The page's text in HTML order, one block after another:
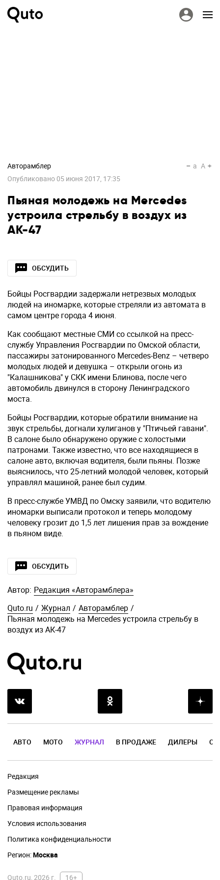
Авторамблер
Опубликовано 05 июня 2017, 17:35
a A
Пьяная молодежь на Mercedes
устроила стрельбу в воздух из
АК-47
ОБСУДИТЬ
Бойцы Росгвардии задержали нетрезвых молодых
людей на иномарке, которые стреляли из автомата в
самом центре города 4 июня.
Как сообщают местные СМИ со ссылкой на пресс-
службу Управления Росгвардии по Омской области,
пассажиры затонированного Mercedes-Benz – четверо
молодых людей и девушка – открыли огонь из
"Калашникова" у СКК имени Блинова, после чего
автомобиль двинулся в сторону Ленинградского
моста.
Бойцы Росгвардии, которые обратили внимание на
звук стрельбы, догнали хулиганов у "Птичьей гавани".
В салоне было обнаружено оружие с холостыми
патронами. Также известно, что все находящиеся в
салоне авто, включая водителя, были пьяны. Позже
выяснилось, что 25-летний молодой человек, который
управлял машиной, ранее был судим.
В пресс-службе УМВД по Омску заявили, что водителю
иномарки выписали протокол и теперь молодому
человеку грозит до 1,5 лет лишения прав за вождение
в пьяном виде.
ОБСУДИТЬ
Автор: Редакция «Авторамблера»
Quto.ru / Журнал / Авторамблер /
Пьяная молодежь на Mercedes устроила стрельбу в
воздух из АК-47
АВТО МОТО ЖУРНАЛ В ПРОДАЖЕ ДИЛЕРЫ
Редакция
Размещение рекламы
Правовая информация
Условия использования
Политика конфиденциальности
Регион:Москва
Quto.ru, 2026 г. 16+